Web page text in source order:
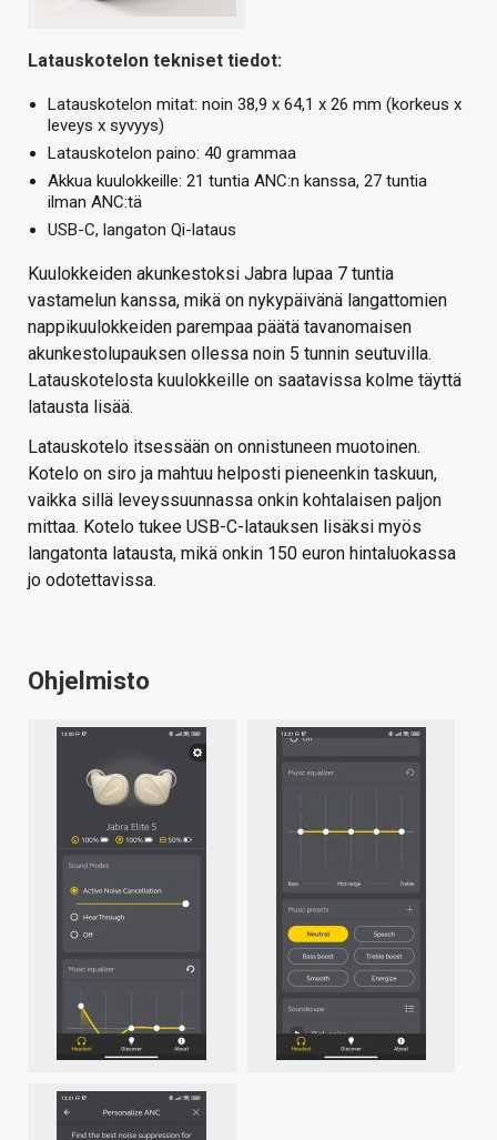
Latauskotelon tekniset tiedot:
Latauskotelon mitat: noin 38,9 x 64,1 x 26 mm (korkeus x
leveys x syvyys)
Latauskotelon paino: 40 grammaa
Akkua kuulokkeille: 21 tuntia ANC:n kanssa, 27 tuntia
ilman ANC:tä
USB-C, langaton Qi-lataus
Kuulokkeiden akunkestoksi Jabra lupaa 7 tuntia
vastamelun kanssa, mikä on nykypäivänä langattomien
nappikuulokkeiden parempaa päätä tavanomaisen
akunkestolupauksen ollessa noin 5 tunnin seutuvilla.
Latauskotelosta kuulokkeille on saatavissa kolme täyttä
latausta lisää.
Latauskotelo itsessään on onnistuneen muotoinen.
Kotelo on siro ja mahtuu helposti pieneenkin taskuun,
vaikka sillä leveyssuunnassa onkin kohtalaisen paljon
mittaa. Kotelo tukee USB-C-latauksen lisäksi myös
langatonta latausta, mikä onkin 150 euron hintaluokassa
jo odotettavissa.
Ohjelmisto